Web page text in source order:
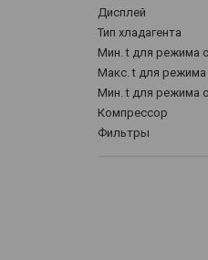
Дисплей
Тип хладагента
Мин. t для режима
Макс. t для
Мин. t для режима
Компрессор
Фильтры